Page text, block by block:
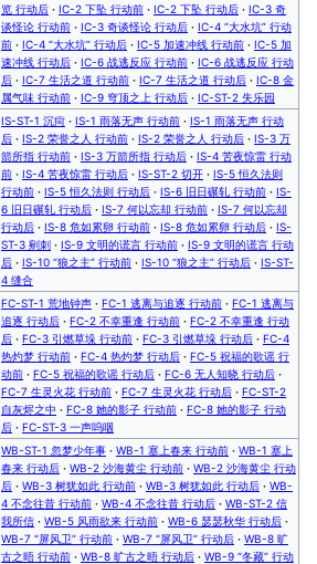
览 行动后 · IC-2 下坠 行动前 · IC-2 下坠 行动后 · IC-3 奇
谈怪论 行动前 · IC-3 奇谈怪论 行动后 · IC-4 “大水坑” 行动
前 · IC-4 “大水坑” 行动后 · IC-5 加速冲线 行动前 · IC-5 加
速冲线 行动后 · IC-6 战逃反应 行动前 · IC-6 战逃反应 行动
后 · IC-7 生活之道 行动前 · IC-7 生活之道 行动后 · IC-8 金
属气味 行动前 · IC-9 穹顶之上 行动后 · IC-ST-2 失乐园
IS-ST-1 沉疴 · IS-1 雨落无声 行动前 · IS-1 雨落无声 行动
后 · IS-2 荣誉之人 行动前 · IS-2 荣誉之人 行动后 · IS-3 万
箭所指 行动前 · IS-3 万箭所指 行动后 · IS-4 苦夜惊雷 行动
前 · IS-4 苦夜惊雷 行动后 · IS-ST-2 切开 · IS-5 恒久法则
行动前 · IS-5 恒久法则 行动后 · IS-6 旧日碾轧 行动前 · IS-
6 旧日碾轧 行动后 · IS-7 何以忘却 行动前 · IS-7 何以忘却
行动后 · IS-8 危如累卵 行动前 · IS-8 危如累卵 行动后 · IS-
ST-3 剜刺 · IS-9 文明的谎言 行动前 · IS-9 文明的谎言 行动
后 · IS-10 “狼之主” 行动前 · IS-10 “狼之主” 行动后 · IS-ST-
4 缝合
FC-ST-1 荒地钟声 · FC-1 逃离与追逐 行动前 · FC-1 逃离与
追逐 行动后 · FC-2 不幸重逢 行动前 · FC-2 不幸重逢 行动
后 · FC-3 引燃草垛 行动前 · FC-3 引燃草垛 行动后 · FC-4
热灼梦 行动前 · FC-4 热灼梦 行动后 · FC-5 祝福的歌谣 行
动前 · FC-5 祝福的歌谣 行动后 · FC-6 无人知晓 行动后 ·
FC-7 生灵火花 行动前 · FC-7 生灵火花 行动后 · FC-ST-2
自灰烬之中 · FC-8 她的影子 行动前 · FC-8 她的影子 行动
后 · FC-ST-3 一声呜咽
WB-ST-1 忽梦少年事 · WB-1 塞上春来 行动前 · WB-1 塞上
春来 行动后 · WB-2 沙海黄尘 行动前 · WB-2 沙海黄尘 行动
后 · WB-3 树犹如此 行动前 · WB-3 树犹如此 行动后 · WB-
4 不念往昔 行动前 · WB-4 不念往昔 行动后 · WB-ST-2 信
我所信 · WB-5 风雨欲来 行动前 · WB-6 瑟瑟秋华 行动后 ·
WB-7 “屏风卫” 行动前 · WB-7 “屏风卫” 行动后 · WB-8 旷
古之晤 行动前 · WB-8 旷古之晤 行动后 · WB-9 “冬藏” 行动